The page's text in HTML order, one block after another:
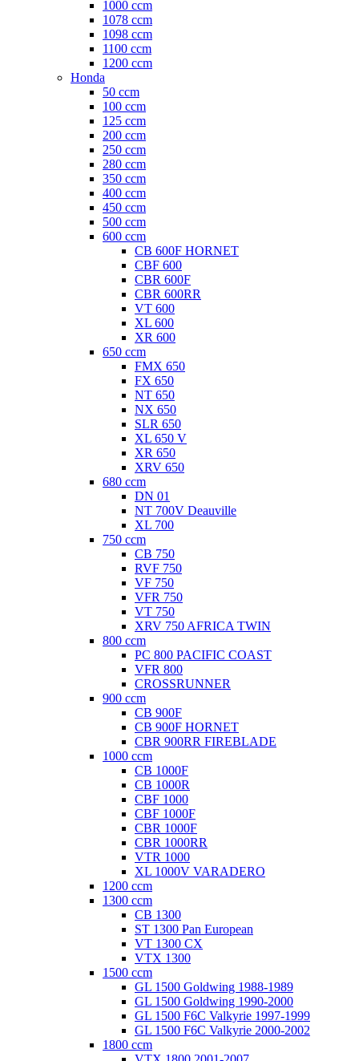
1000 ccm
1078 ccm
1098 ccm
1100 ccm
1200 ccm
Honda
50 ccm
100 ccm
125 ccm
200 ccm
250 ccm
280 ccm
350 ccm
400 ccm
450 ccm
500 ccm
600 ccm
CB 600F HORNET
CBF 600
CBR 600F
CBR 600RR
VT 600
XL 600
XR 600
650 ccm
FMX 650
FX 650
NT 650
NX 650
SLR 650
XL 650 V
XR 650
XRV 650
680 ccm
DN 01
NT 700V Deauville
XL 700
750 ccm
CB 750
RVF 750
VF 750
VFR 750
VT 750
XRV 750 AFRICA TWIN
800 ccm
PC 800 PACIFIC COAST
VFR 800
CROSSRUNNER
900 ccm
CB 900F
CB 900F HORNET
CBR 900RR FIREBLADE
1000 ccm
CB 1000F
CB 1000R
CBF 1000
CBF 1000F
CBR 1000F
CBR 1000RR
VTR 1000
XL 1000V VARADERO
1200 ccm
1300 ccm
CB 1300
ST 1300 Pan European
VT 1300 CX
VTX 1300
1500 ccm
GL 1500 Goldwing 1988-1989
GL 1500 Goldwing 1990-2000
GL 1500 F6C Valkyrie 1997-1999
GL 1500 F6C Valkyrie 2000-2002
1800 ccm